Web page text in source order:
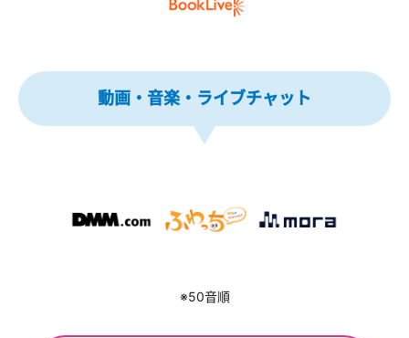
動画・音楽・ライブチャット
※50音順